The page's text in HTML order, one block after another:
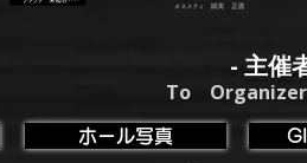
- 主催
To
ホール写真